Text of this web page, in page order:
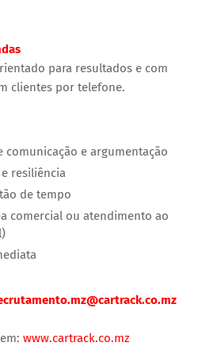
para resultados e com
clientes por telefone.
comunicação e argumentação
resiliência
de tempo
comercial ou atendimento ao
www.cartrack.co.mz